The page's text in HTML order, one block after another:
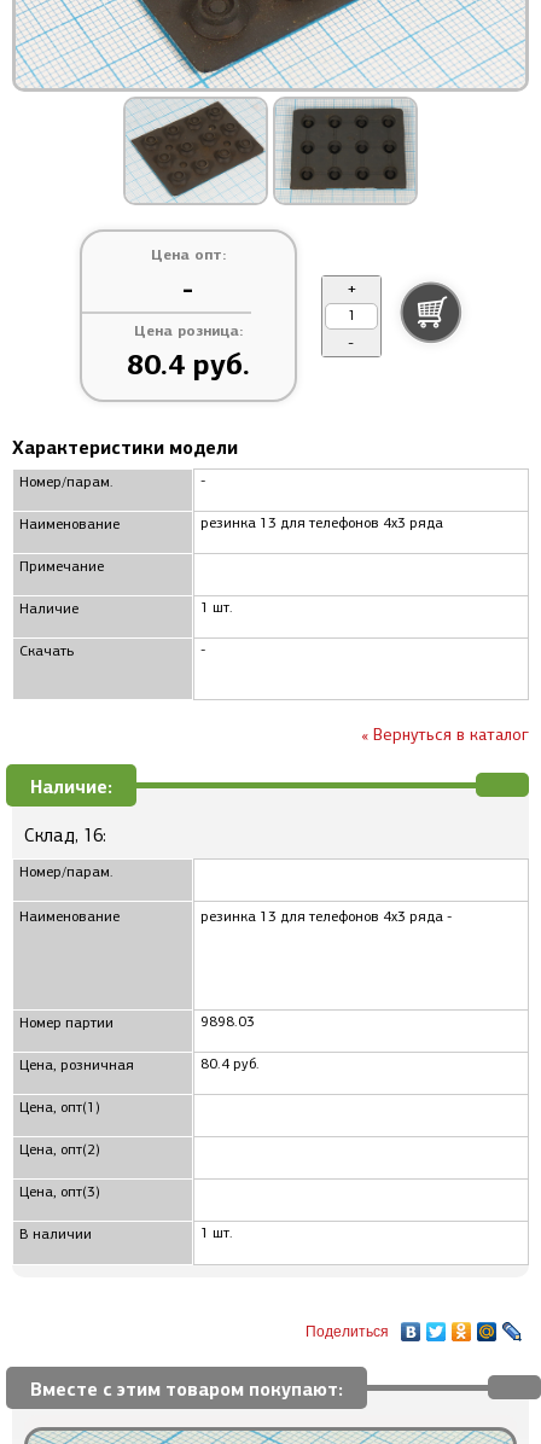
Цена опт:
-
Цена розница:
80.4 руб.
+
-
Характеристики модели
Номер/парам.
Наименование
Примечание
Наличие
Скачать
-
резинка 13 для телефонов 4x3 ряда
1 шт.
-
« Вернуться в каталог
Наличие:
Склад, 16:
Номер/парам.
Наименование
Номер партии
Цена, розничная
Цена, опт(1)
Цена, опт(2)
Цена, опт(3)
В наличии
резинка 13 для телефонов 4x3 ряда -
9898.03
80.4 руб.
1 шт.
Поделиться
Вместе с этим товаром покупают: